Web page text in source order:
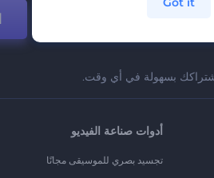
بسهولة في أي وقت.
أدوات صناعة الفيديو
تجسيد بصري للموسيقى مجانًا